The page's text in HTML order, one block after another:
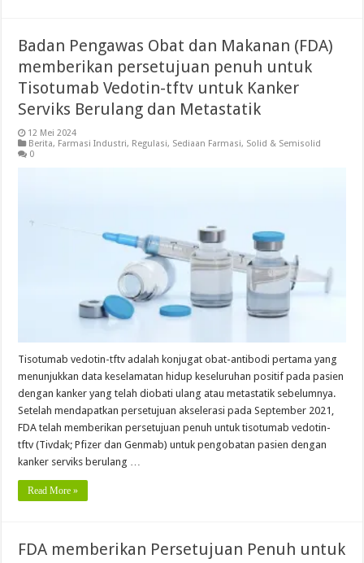
Badan Pengawas Obat dan Makanan (FDA)
memberikan persetujuan penuh untuk
Tisotumab Vedotin-tftv untuk Kanker
Serviks Berulang dan Metastatik
12 Mei 2024
Berita, Farmasi Industri, Regulasi, Sediaan Farmasi, Solid & Semisolid
0
Tisotumab vedotin-tftv adalah konjugat obat-antibodi pertama yang
menunjukkan data keselamatan hidup keseluruhan positif pada pasien
dengan kanker yang telah diobati ulang atau metastatik sebelumnya.
Setelah mendapatkan persetujuan akselerasi pada September 2021,
FDA telah memberikan persetujuan penuh untuk tisotumab vedotin-
tftv (Tivdak; Pfizer dan Genmab) untuk pengobatan pasien dengan
kanker serviks berulang …
Read More »
FDA memberikan Persetujuan Penuh untuk